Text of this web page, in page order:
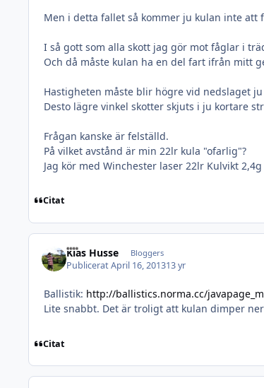
Men i detta fallet så kommer ju kulan inte att
I så gott som alla skott jag gör mot fåglar i
Och då måste kulan ha en del fart ifrån mitt
Hastigheten måste blir högre vid nedslaget
Desto lägre vinkel skotter skjuts i ju kortare
Frågan kanske är felställd.
På vilket avstånd är min 22lr kula "ofarlig"?
Jag kör med Winchester laser 22lr Kulvikt 2,4g
Citat
Kias Husse Bloggers
PubliceratApril 16, 201313 yr
Ballistik: http://ballistics.norma.cc/
Lite snabbt. Det är troligt att kulan dimper
Citat